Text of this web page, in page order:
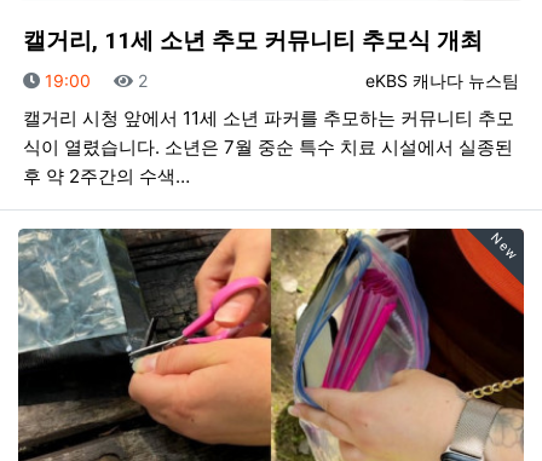
캘거리, 11세 소년 추모 커뮤니티 추모식 개최
등록자
eKBS 캐나다 뉴스팀
등록일
19:00 조회
2
캘거리 시청 앞에서 11세 소년 파커를 추모하는 커뮤니티 추모
식이 열렸습니다. 소년은 7월 중순 특수 치료 시설에서 실종된
후 약 2주간의 수색…
New